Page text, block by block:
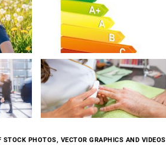
PHOTOS, VECTOR GRAPHICS AND VIDEOS